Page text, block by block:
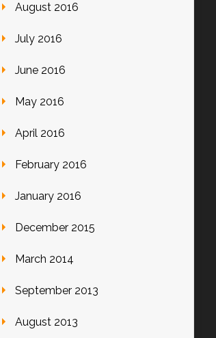
August 2016
July 2016
June 2016
May 2016
April 2016
February 2016
January 2016
December 2015
March 2014
September 2013
August 2013